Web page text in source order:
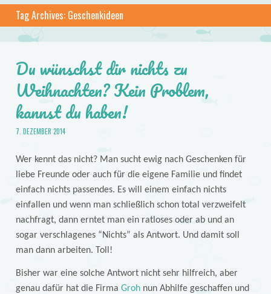
Tag Archives: Geschenkideen
Du wünschst dir nichts zu
Weihnachten? Kein Problem,
kannst du haben!
7. DEZEMBER 2014
Wer kennt das nicht? Man sucht ewig nach Geschenken für
liebe Freunde oder auch für die eigene Familie und findet
einfach nichts passendes. Es will einem einfach nichts
einfallen und wenn man schließlich schon total verzweifelt
nachfragt, dann erntet man ein ratloses oder ab und an
sogar verschlagenes “Nichts” als Antwort. Und damit soll
man dann arbeiten. Toll!
Bisher war eine solche Antwort nicht sehr hilfreich, aber
genau dafür hat die Firma Grohnun Abhilfe geschaffen und